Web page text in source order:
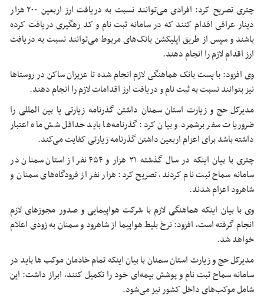
چتری تصریح کرد: افرادی می‌توانند نسبت به دریافت ارز اربعین ۲۰۰ هزار
دینار عراقی اقدام کنند که در سامانه ثبت نام و کد رهگیری دریافت کرده
باشند و سپس از طریقاپلیکشنبانک‌های مربوط می‌توانند نسبت به دریافت
ارز اقدام لازم را انجام دهند.
وی افزود: با پست بانک هماهنگی لازم انجام شده تا عزیزان ساکن در روستاها
نیز بتوانند نسبت به ثبت نام و دریافت ارز اقدامات لازم را انجام دهند.
مدیرکل حج و زیارت استان سمنان داشتن گذرنامه زیارتی یا بین المللی را
ضروریات سفر برشمرد و بیان کرد: گذرنامه‌ها باید حداقل شش ماه اعتبار
داشته باشد برای اعزام اربعین داشتن گذرنامه زیارتی کفایت می‌کند.
چتری با بیان اینکه در سال گذشته ۳۱ هزار و ۴۵۴ نفر از استان سمنان در
سامانهسماحثبت نام کردند، تصریح کرد: هزار نفر از فرودگاه‌های سمنان و
شاهرود اعزام شدند.
وی با بیان اینکه هماهنگی لازم با شرکت هواپیمایی و صدور مجوزهای لازم
انجام گرفته است، افزود: نرخ بلیط هواپیما از شاهرود و سمنان به زودی اعلام
خواهد شد.
مدیرکل حج و زیارت استان سمنان با بیان اینکه تمام خادمان موکبهاباید در
سامانهسماحثبت نام و پوشش بیمه‌ای خود را تکمیل کنند، ابراز داشت: این
شامل موکب‌های داخل کشور نیز می‌شود.